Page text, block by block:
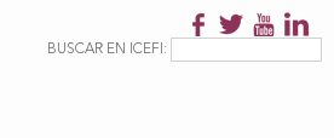
principalFormulario de
BUSCAR EN ICEFI: